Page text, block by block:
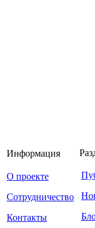
Информация
О проекте
Сотрудничество
Контакты